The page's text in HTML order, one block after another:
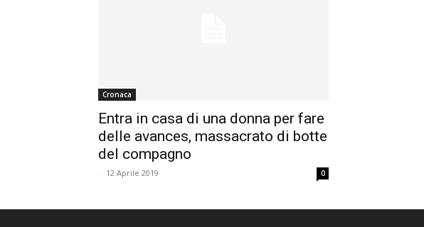
Cronaca
Entra in casa di una donna per fare
delle avances, massacrato di botte
del compagno
- 12 Aprile 2019 0